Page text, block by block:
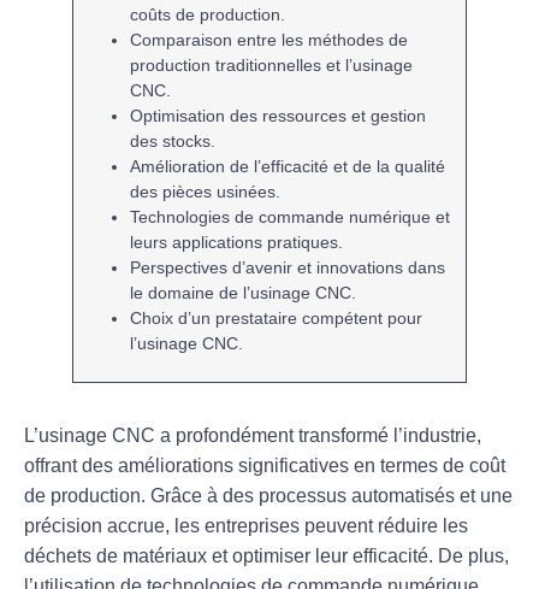
coûts de production.
Comparaison entre les méthodes de
production traditionnelles et l’usinage
CNC
Optimisation des ressources et gestion
desstocks
Amélioration de l’efficacité et de laqualité
des pièces usinées.
Technologies de commande numérique et
leurs applications pratiques.
Perspectives d’avenir et innovations dans
le domaine de l’usinage CNC
Choix d’un prestataire compétent pour
l’usinage CNC
L’usinage CNC a profondément transformé l’industrie,
offrant des améliorations significatives en termes de coût
de production. Grâce à des processus automatisés et une
précision accrue, les entreprises peuvent réduire les
déchets de matériaux et optimiser leur efficacité. De plus,